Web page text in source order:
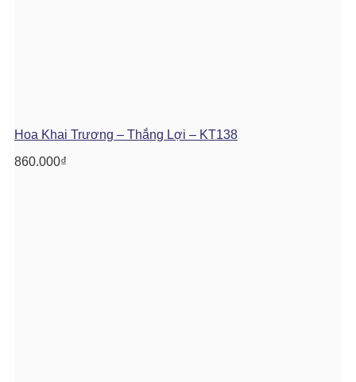
Hoa Khai Trương – Thắng Lợi – KT138
860.000₫